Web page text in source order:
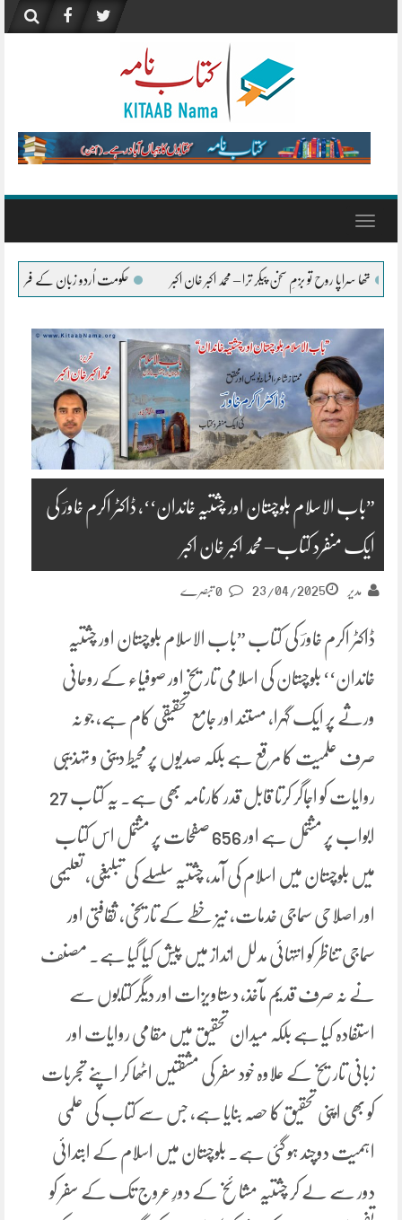
content
Toggle
ترا – محمد اکبر خان اکبر حکومت اُردو زبان کے فروغ کے لیے ہر ممکن تعاون جاری
”باب الاسلام بلوچستان اور چشتیہ خاندان‘‘، ڈاکٹر اکرم خاورؔ کی
ایک منفرد کتاب – محمد اکبر خان اکبر
مدیر 23/04/2025
ڈاکٹر اکرم خاورؔ کی کتاب ”باب الاسلام بلوچستان اور چشتیہ
خاندان‘‘ بلوچستان کی اسلامی تاریخ اور صوفیاء کے روحانی
ورثے پر ایک گہرا، مستند اور جامع تحقیقی کام ہے، جو نہ
صرف علمیت کا مرقع ہے بلکہ صدیوں پر محیط دینی و تہذیبی
روایات کو اجاگر کرتا قابل قدر کارنامہ بھی ہے۔ یہ کتاب 27
ابواب پر مشتمل ہے اور 656 صفحات پر مشتمل اس کتاب
میں بلوچستان میں اسلام کی آمد، چشتیہ سلسلے کی تبلیغی، تعلیمی
اور اصلاحی سماجی خدمات، نیز خطے کے تاریخی، ثقافتی اور
سماجی تناظر کو انتہائی مدلل انداز میں پیش کیا گیا ہے۔ مصنف
نے نہ صرف قدیم مآخذ، دستاویزات اور دیگر کتابوں سے
استفادہ کیا ہے بلکہ میدان تحقیق میں مقامی روایات اور
زبانی تاریخ کے علاوہ خود سفر کی مشقتیں اٹھا کر اپنے تجربات
کو بھی اپنی تحقیق کا حصہ بنایا ہے، جس سے کتاب کی علمی
اہمیت دوچند ہو گئی ہے۔ بلوچستان میں اسلام کے ابتدائی
دور سے لے کر چشتیہ مشائخ کے دورِ عروج تک کے سفر کو